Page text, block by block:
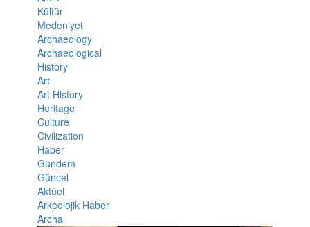
Kültür
Medeniyet
Archaeology
Archaeological
History
Art
Art History
Heritage
Culture
Civilization
Haber
Gündem
Güncel
Aktüel
Arkeolojik Haber
Archa